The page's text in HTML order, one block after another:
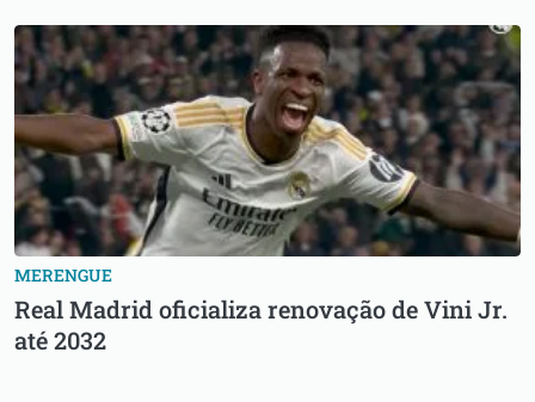
MERENGUE
Real Madrid oficializa renovação de Vini Jr.
até 2032